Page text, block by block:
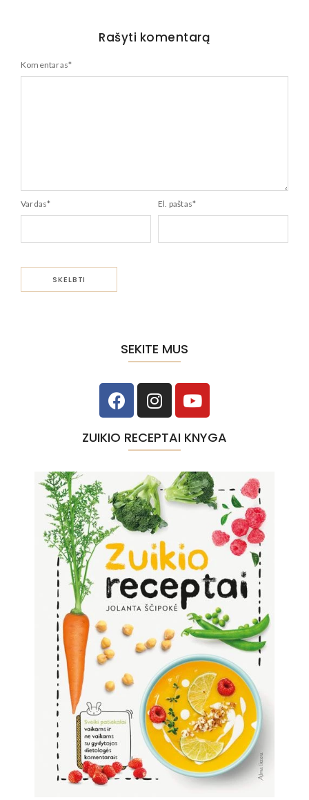
Rašyti komentarą
Komentaras*
Vardas* El. paštas*
SEKITE MUS
ZUIKIO RECEPTAI KNYGA